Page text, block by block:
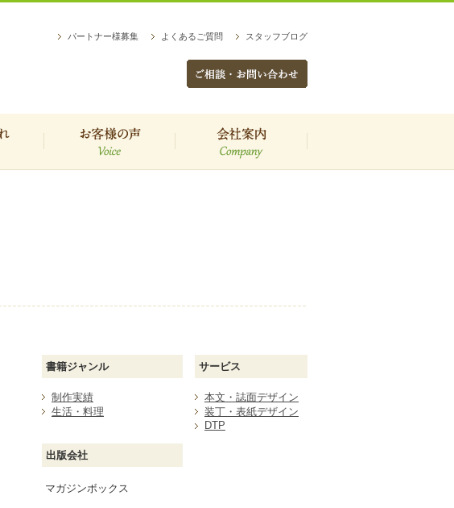
パートナー様募集 よくあるご質問 スタッフブログ
書籍ジャンル
制作実績
生活・料理
出版会社
マガジンボックス
サービス
本文・誌面デザイン
装丁・表紙デザイン
DTP